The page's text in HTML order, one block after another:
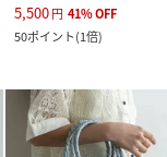
5,500円 41%OFF
50ポイント(1倍)